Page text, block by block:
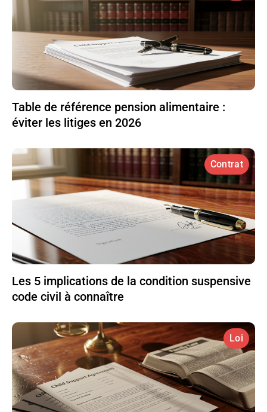
Table de référence pension alimentaire :
éviter les litiges en 2026
Contrat
Les 5 implications de la condition suspensive
code civil à connaître
Loi